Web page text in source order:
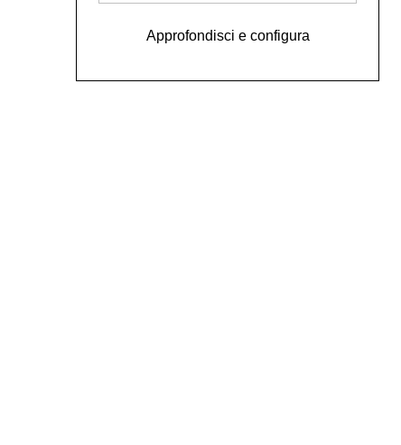
Approfondisci e configura